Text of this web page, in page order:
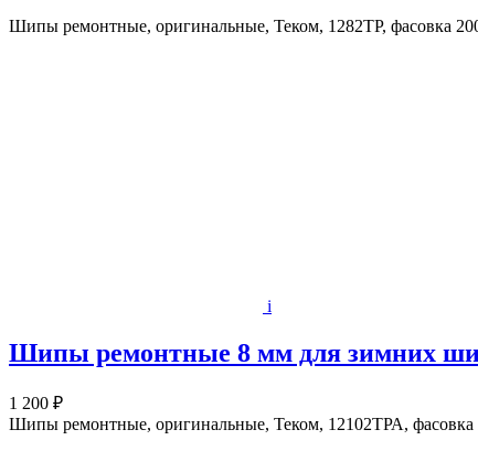
Шипы ремонтные, оригинальные, Теком, 1282ТР, фасовка
i
Шипы ремонтные 8 мм для зимних
1 200 ₽
Шипы ремонтные, оригинальные, Теком, 12102ТРА, фасовка